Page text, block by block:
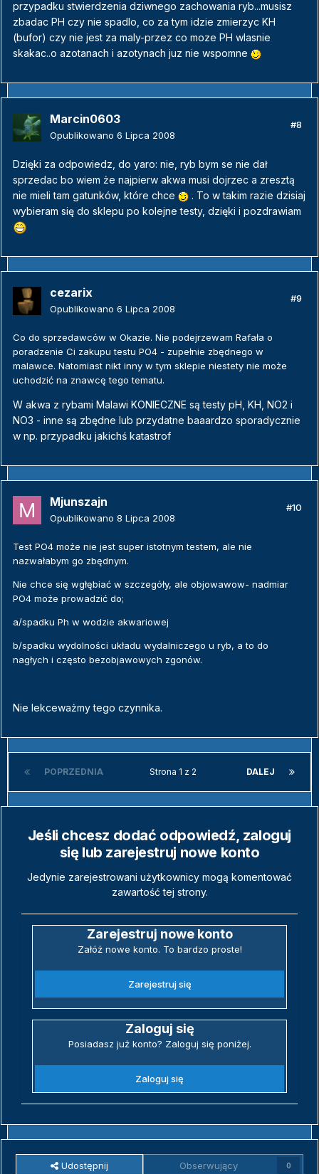
przypadku stwierdzenia dziwnego zachowania ryb...musisz
zbadac PH czy nie spadlo, co za tym idzie zmierzyc KH
(bufor) czy nie jest za maly-przez co moze PH wlasnie
skakac..o azotanach i azotynach juz nie wspomne
Marcin0603
Opublikowano 6 Lipca 2008
#8
Dzięki za odpowiedz, do yaro: nie, ryb bym se nie dał
sprzedac bo wiem że najpierw akwa musi dojrzec a zresztą
nie mieli tam gatunków, które chce
. To w takim razie dzisiaj
wybieram się do sklepu po kolejne testy, dzięki i pozdrawiam
cezarix
Opublikowano 6 Lipca 2008
#9
Co do sprzedawców w Okazie. Nie podejrzewam Rafała o
poradzenie Ci zakupu testu PO4 - zupełnie zbędnego w
malawce. Natomiast nikt inny w tym sklepie niestety nie może
uchodzić na znawcę tego tematu.
W akwa z rybami Malawi KONIECZNE są testy pH, KH, NO2 i
NO3 - inne są zbędne lub przydatne baaardzo sporadycznie
w np. przypadku jakichś katastrof
Mjunszajn
Opublikowano 8 Lipca 2008
#10
Test PO4 może nie jest super istotnym testem, ale nie
nazwałabym go zbędnym.
Nie chce się wgłębiać w szczegóły, ale objowawow- nadmiar
PO4 może prowadzić do;
a/spadku Ph w wodzie akwariowej
b/spadku wydolności układu wydalniczego u ryb, a to do
nagłych i często bezobjawowych zgonów.
Nie lekceważmy tego czynnika.
POPRZEDNIA DALEJ
Strona 1 z 2
Jeśli chcesz dodać odpowiedź, zaloguj
się lub zarejestruj nowe konto
Jedynie zarejestrowani użytkownicy mogą komentować
zawartość tej strony.
Zarejestruj nowe konto
Załóż nowe konto. To bardzo proste!
Zarejestruj się
Zaloguj się
Posiadasz już konto? Zaloguj się poniżej.
Zaloguj się
Udostępnij Obserwujący 0